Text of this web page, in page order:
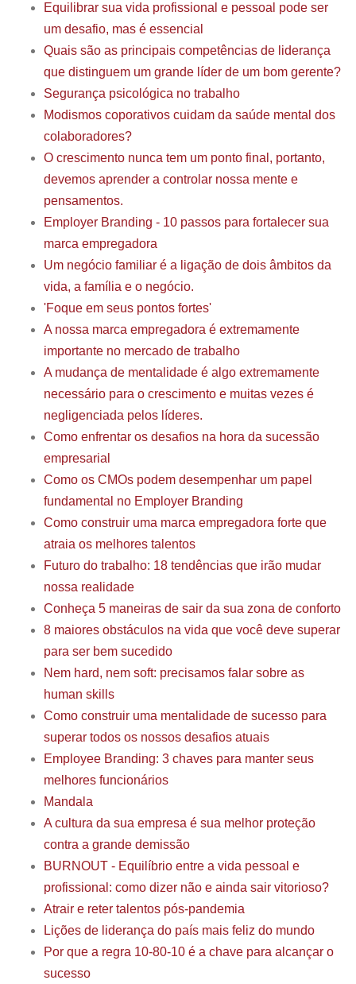
Equilibrar sua vida profissional e pessoal pode ser
um desafio, mas é essencial
Quais são as principais competências de liderança
que distinguem um grande líder de um bom gerente?
Segurança psicológica no trabalho
Modismos coporativos cuidam da saúde mental dos
colaboradores?
O crescimento nunca tem um ponto final, portanto,
devemos aprender a controlar nossa mente e
pensamentos.
Employer Branding - 10 passos para fortalecer sua
marca empregadora
Um negócio familiar é a ligação de dois âmbitos da
vida, a família e o negócio.
'Foque em seus pontos fortes'
A nossa marca empregadora é extremamente
importante no mercado de trabalho
A mudança de mentalidade é algo extremamente
necessário para o crescimento e muitas vezes é
negligenciada pelos líderes.
Como enfrentar os desafios na hora da sucessão
empresarial
Como os CMOs podem desempenhar um papel
fundamental no Employer Branding
Como construir uma marca empregadora forte que
atraia os melhores talentos
Futuro do trabalho: 18 tendências que irão mudar
nossa realidade
Conheça 5 maneiras de sair da sua zona de conforto
8 maiores obstáculos na vida que você deve superar
para ser bem sucedido
Nem hard, nem soft: precisamos falar sobre as
human skills
Como construir uma mentalidade de sucesso para
superar todos os nossos desafios atuais
Employee Branding: 3 chaves para manter seus
melhores funcionários
Mandala
A cultura da sua empresa é sua melhor proteção
contra a grande demissão
BURNOUT - Equilíbrio entre a vida pessoal e
profissional: como dizer não e ainda sair vitorioso?
Atrair e reter talentos pós-pandemia
Lições de liderança do país mais feliz do mundo
Por que a regra 10-80-10 é a chave para alcançar o
sucesso